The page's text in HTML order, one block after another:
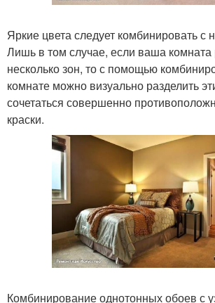
Яркие цвета следует комбинировать с
Лишь в том случае, если ваша комната
несколько зон, то с помощью
комнате можно визуально разделить
сочетаться совершенно
краски.
Комбинирование однотонных обоев с